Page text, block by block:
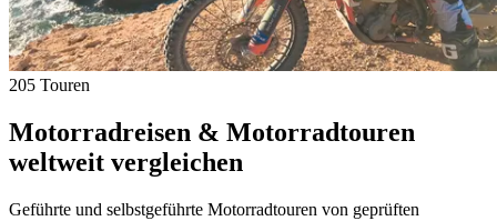
205 Touren
Motorradreisen & Motorradtouren
weltweit vergleichen
Geführte und selbstgeführte Motorradtouren von geprüften